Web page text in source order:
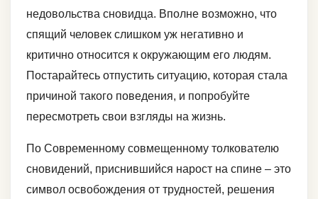
недовольства сновидца. Вполне возможно, что
спящий человек слишком уж негативно и
критично относится к окружающим его людям.
Постарайтесь отпустить ситуацию, которая стала
причиной такого поведения, и попробуйте
пересмотреть свои взгляды на жизнь.
По Современному совмещенному толкователю
сновидений, приснившийся нарост на спине – это
символ освобождения от трудностей, решения